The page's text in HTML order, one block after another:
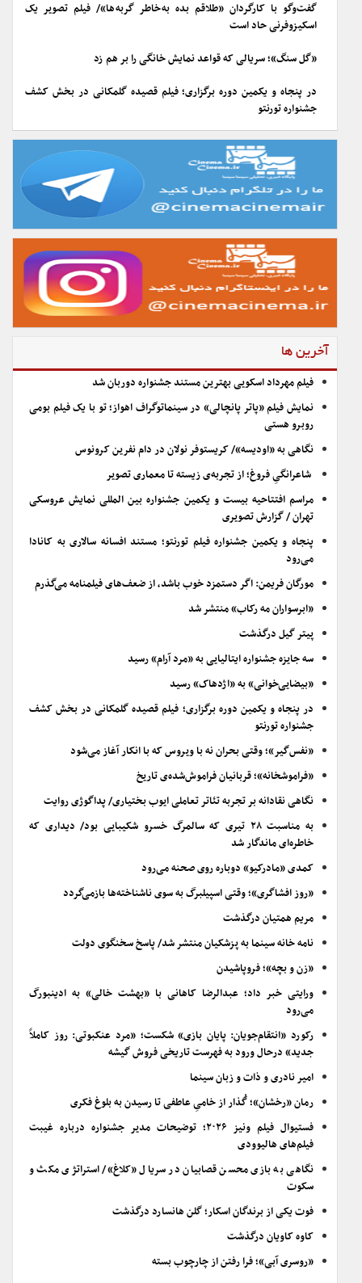
گفت‌وگو با کارگردان «طلاقم بده به خاطر گربه ها»/ فیلم تصویر یک
اسکیزوفرنی حاد است
«گل سنگ»؛ سریالی که قواعد نمایش خانگی را بر هم زد
در پنجاه و یکمین دوره برگزاری؛ فیلم قصیده گلمکانی در بخش کشف
جشنواره تورنتو
آخرین ها
فیلم مهرداد اسکویی بهترین مستند جشنواره دوربان شد
نمایش فیلم «پاتر پانچالی» در سینماتوگراف اهواز؛ تو با یک فیلم بومی
روبرو هستی
نگاهی به «اودیسه»/ کریستوفر نولان در دام نفرین کرونوس
شاعرانگیِ فروغ؛ از تجربه‌ی زیسته تا معماری تصویر
مراسم افتتاحیه بیست و یکمین جشنواره بین المللی نمایش عروسکی
تهران / گزارش تصویری
پنجاه و یکمین جشنواره فیلم تورنتو؛ مستند افسانه سالاری به کانادا
می‌رود
مورگان فریمن: اگر دستمزد خوب باشد، از ضعف‌های فیلمنامه می‌گذرم
«ابرسواران مه رکاب» منتشر شد
پیتر گیل درگذشت
سه جایزه جشنواره ایتالیایی به «مرد آرام» رسید
«بیضایی‌خوانی» به «اژدهاک» رسید
در پنجاه و یکمین دوره برگزاری؛ فیلم قصیده گلمکانی در بخش کشف
جشنواره تورنتو
«نفس‌گیر»؛ وقتی بحران نه با ویروس که با انکار آغاز می‌شود
«فراموشخانه»؛ قربانیان فراموش‌شده‌ی تاریخ
نگاهی نقادانه بر تجربه تئاتر تعاملی ایوب بختیاری/ پداگوژی روایت
به مناسبت ۲۸ تیری که سالمرگ خسرو شکیبایی بود/ دیداری که
خاطره‌ای ماندگار شد
کمدی «مادرکیو» دوباره روی صحنه می‌رود
«روز افشاگری»؛ وقتی اسپیلبرگ به سوی ناشناخته‌ها بازمی‌گردد
مریم همتیان درگذشت
نامه خانه سینما به پزشکیان منتشر شد/ پاسخ سخنگوی دولت
«زن و بچه»؛ فروپاشیدن
ورایتی خبر داد؛ عبدالرضا کاهانی با «بهشت خالی» به ادینبورگ
می‌رود
رکورد «انتقام‌جویان: پایان بازی» شکست؛ «مرد عنکبوتی: روز کاملاً
جدید» درحال ورود به فهرست تاریخی فروش گیشه
امیر نادری و ذات و زبان سینما
رمان «رخشان»؛ گُذار از خامیِ عاطفی تا رسیدن به بلوغ فکری
فستیوال فیلم ونیز ۲۰۲۶؛ توضیحات مدیر جشنواره درباره غیبت
فیلم‌های هالیوودی
نگاهی به بازی محسن قصابیان در سریال «کلاغ»/ استراتژی مکث و
سکوت
فوت یکی از برندگان اسکار؛ گلن هانسارد درگذشت
کاوه کاویان درگذشت
«روسری آبی»؛ فرا رفتن از چارچوب بسته